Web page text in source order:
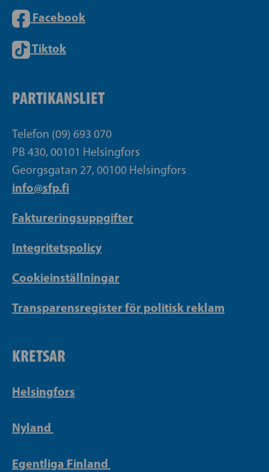
Facebook
Tiktok
PARTIKANSLIET
Telefon (09) 693 070
PB 430, 00101 Helsingfors
Georgsgatan 27, 00100 Helsingfors
info@sfp.fi
Faktureringsuppgifter
Integritetspolicy
Cookieinställningar
Transparensregister för politisk reklam
KRETSAR
Helsingfors
Nyland
Egentliga Finland